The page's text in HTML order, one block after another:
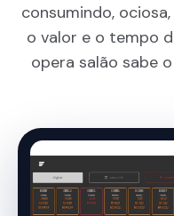
consumindo,
o valor e o tempo
opera salão sabe